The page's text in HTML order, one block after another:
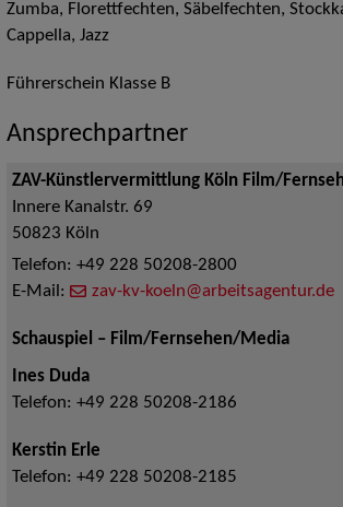
Zumba, Florettfechten, Säbelfechten,
Cappella, Jazz
Führerschein Klasse B
Ansprechpartner
ZAV-Künstlervermittlung Köln Film/
Innere Kanalstr. 69
50823 Köln
Telefon: +49 228 50208-2800
E-Mail:
zav-kv-koeln@arbeitsagentur.de
Schauspiel – Film/Fernsehen/Media
Ines Duda
Telefon: +49 228 50208-2186
Kerstin Erle
Telefon: +49 228 50208-2185